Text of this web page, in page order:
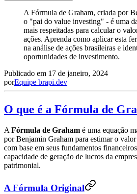
A Fórmula de Graham, criada por
o "pai do value investing" - é uma
mais respeitadas para calcular o
ações. Aprenda como aplicar esta
na análise de ações brasileiras e
oportunidades de investimento.
Publicado em 17 de janeiro, 2024
porEquipe brapi.dev
O que é a Fórmula de
A Fórmula de Graham é uma equação
por Benjamin Graham para estimar o
com base em seus fundamentos
capacidade de geração de lucros da
patrimonial.
A Fórmula Original